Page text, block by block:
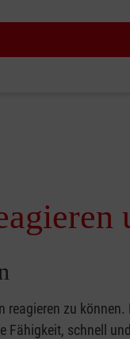
reagieren zu
Fähigkeit, schnell